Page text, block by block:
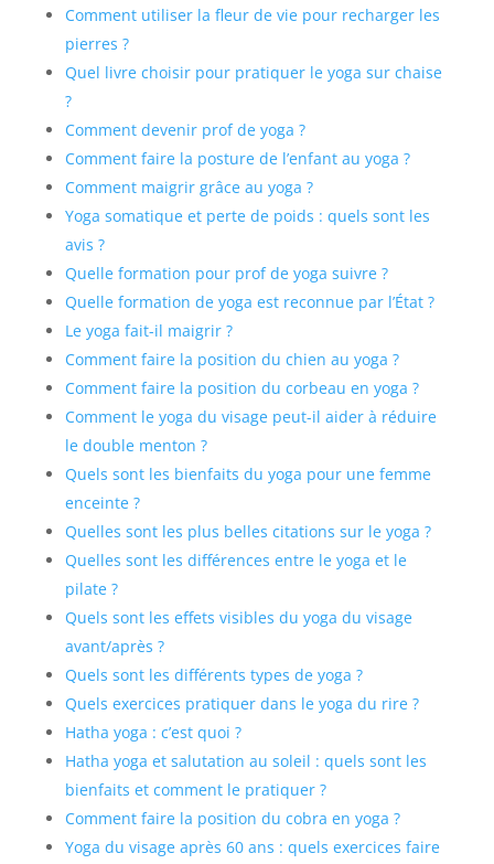
Comment utiliser la fleur de vie pour recharger les
pierres ?
Quel livre choisir pour pratiquer le yoga sur chaise
?
Comment devenir prof de yoga ?
Comment faire la posture de l’enfant au yoga ?
Comment maigrir grâce au yoga ?
Yoga somatique et perte de poids : quels sont les
avis ?
Quelle formation pour prof de yoga suivre ?
Quelle formation de yoga est reconnue par l’État ?
Le yoga fait-il maigrir ?
Comment faire la position du chien au yoga ?
Comment faire la position du corbeau en yoga ?
Comment le yoga du visage peut-il aider à réduire
le double menton ?
Quels sont les bienfaits du yoga pour une femme
enceinte ?
Quelles sont les plus belles citations sur le yoga ?
Quelles sont les différences entre le yoga et le
pilate ?
Quels sont les effets visibles du yoga du visage
avant/après ?
Quels sont les différents types de yoga ?
Quels exercices pratiquer dans le yoga du rire ?
Hatha yoga : c’est quoi ?
Hatha yoga et salutation au soleil : quels sont les
bienfaits et comment le pratiquer ?
Comment faire la position du cobra en yoga ?
Yoga du visage après 60 ans : quels exercices faire